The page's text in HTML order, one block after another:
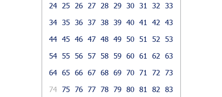
24
25 26 27 28 29 30 31 32
33
34 35 36 37 38 39 40 41 42
43
44 45 46 47 48 49 50 51 52
53
54 55 56 57 58 59 60 61 62
63
64 65 66 67 68 69 70 71 72
73
74 75 76 77 78 79 80 81 82
83